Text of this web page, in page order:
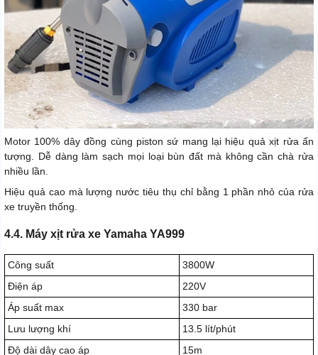
Motor 100% dây đồng cùng piston sứ mang lại hiệu quả xịt rửa ấn
tượng. Dễ dàng làm sạch mọi loại bùn đất mà không cần chà rửa
nhiều lần.
Hiệu quả cao mà lượng nước tiêu thụ chỉ bằng 1 phần nhỏ của rửa
xe truyền thống.
4.4. Máy xịt rửa xe Yamaha YA999
Công suất
3800W
Điện áp
220V
Áp suất max
330 bar
Lưu lượng khí
13.5 lít/phút
Độ dài dây cao áp
15m